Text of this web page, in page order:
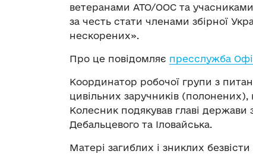
ветеранами АТО/ООС та
за честь стати членами збірної
нескорених».
Про це повідомляє пресслужба
Координатор робочої групи з
цивільних заручників
Колесник подякував главі
Дебальцевого та Іловайська.
Матері загиблих і зниклих